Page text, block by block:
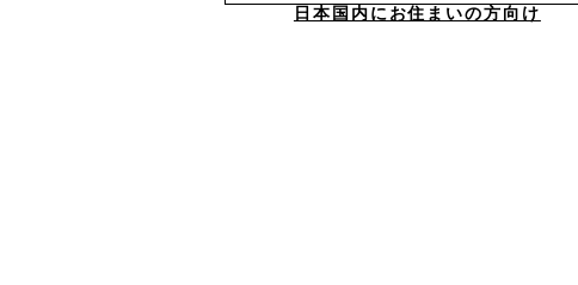
日本国内にお住まいの方向け